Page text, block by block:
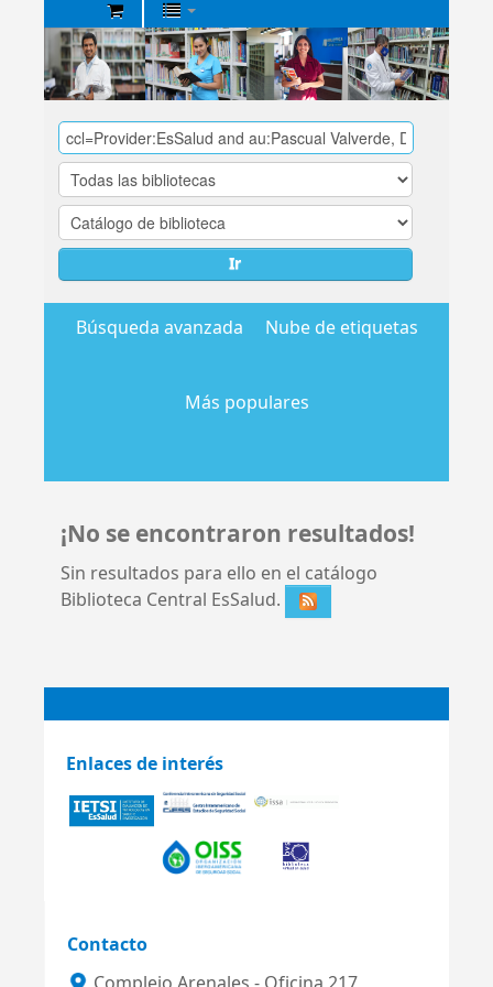
Biblioteca
Central
EsSalud
Ir
Búsqueda avanzada Nube de etiquetas
Más populares
¡No se encontraron resultados!
Sin resultados para ello en el catálogo
Biblioteca Central EsSalud.
Enlaces de interés
Contacto